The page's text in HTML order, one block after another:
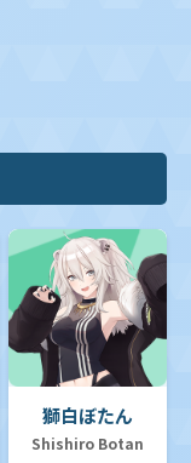
獅白ぼたん
Shishiro Botan